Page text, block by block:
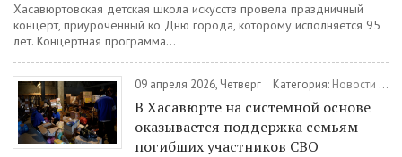
Хасавюртовская детская школа искусств провела праздничный
концерт, приуроченный ко Дню города, которому исполняется 95
лет. Концертная программа...
09 апреля 2026, Четверг Категория: Новости
В Хасавюрте на системной основе
оказывается поддержка семьям
погибших участников СВО